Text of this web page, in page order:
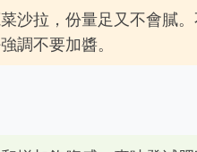
沙拉，份量足又不會膩
調不要加醬。